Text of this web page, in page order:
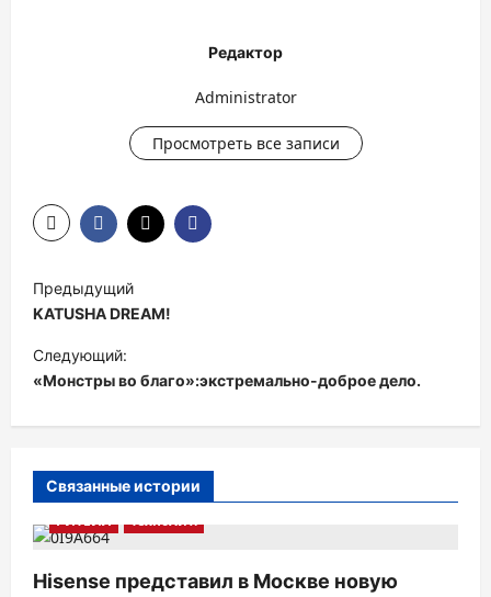
Редактор
Administrator
Просмотреть все записи
а
в
и
ц
я
п
Предыдущий
KATUSHA DREAM!
Следующий:
«Монстры во благо»:экстремально-доброе дело.
Связанные истории
РИТЕЙЛ
ТехноХит.
Hisense представил в Москве новую